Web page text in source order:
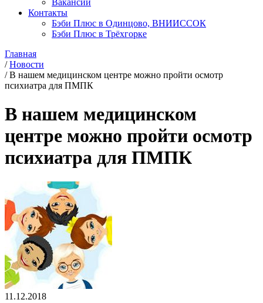
Вакансии
Контакты
Бэби Плюс в Одинцово, ВНИИССОК
Бэби Плюс в Трёхгорке
Главная
/ Новости
/ В нашем медицинском центре можно пройти осмотр
психиатра для ПМПК
В нашем медицинском
центре можно пройти осмотр
психиатра для ПМПК
11.12.2018